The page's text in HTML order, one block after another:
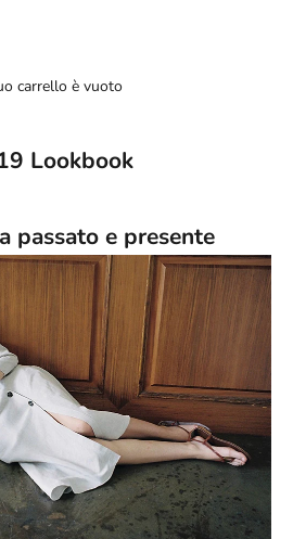
carrello è vuoto
Lookbook
passato e presente